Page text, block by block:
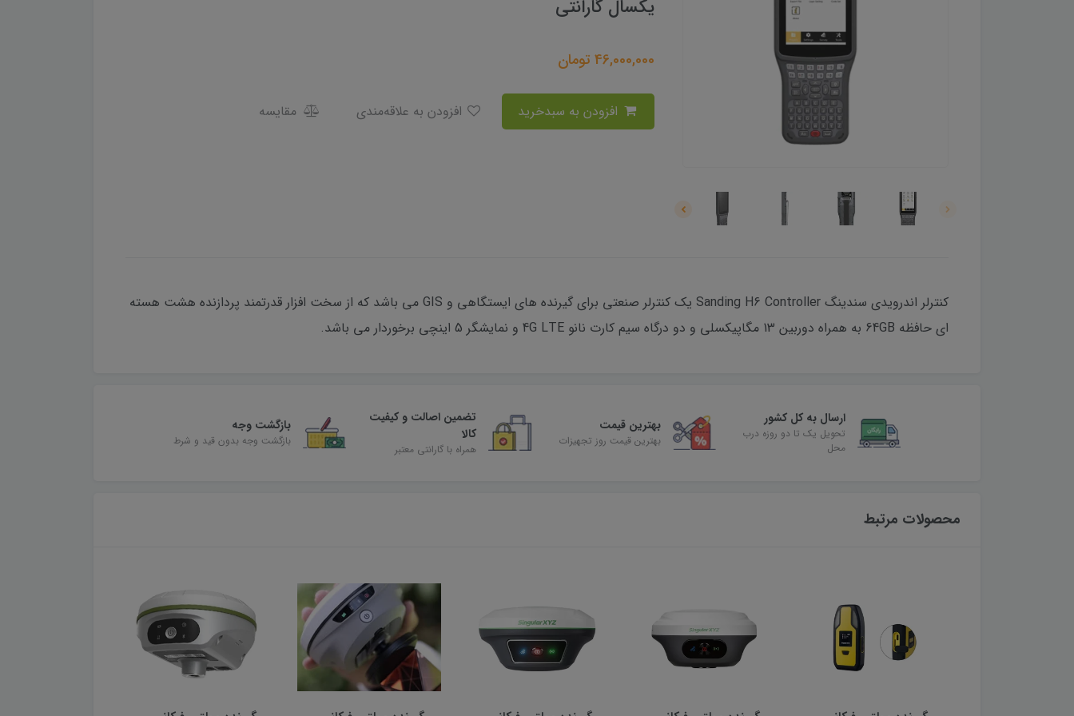
یکسال گارانتی
46,000,000 تومان
مقایسه
کنترلر اندرویدی سندینگ Sanding H6 Controller یک کنترلر صنعتی برای گیرنده های ایستگاهی و GIS می باشد که از سخت افزار قدرتمند پردازنده هشت هسته
ای حافظه 64GB به همراه دوربین 13 مگاپیکسلی و دو درگاه سیم کارت نانو 4G LTE و نمایشگر 5 اینچی برخوردار می باشد.
ارسال به کل کشور
تحویل یک تا دو روزه درب
محل
بهترین قیمت
بهترین قیمت روز تجهیزات
تضمین اصالت و کیفیت
کالا
همراه با گارانتی معتبر
بازگشت وجه
بازگشت وجه بدون قید و شرط
محصولات مرتبط